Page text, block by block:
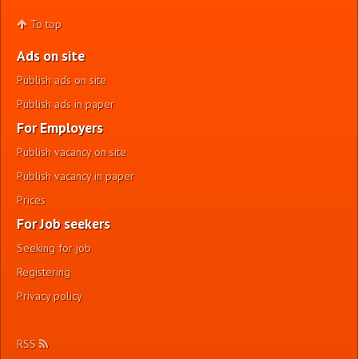
To top
Ads on site
Publish ads on site
Publish ads in paper
For Employers
Publish vacancy on site
Publish vacancy in paper
Prices
For Job seekers
Seeking for job
Registering
Privacy policy
RSS